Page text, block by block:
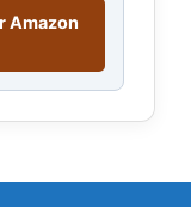
Amazon